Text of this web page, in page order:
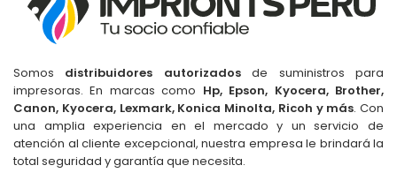
Somos distribuidores autorizadosde suministros para
impresoras. En marcas como Hp, Epson, Kyocera, Brother,
Canon, Kyocera, Lexmark, Konica Minolta, Ricoh y más. Con
una amplia experiencia en el mercado y un servicio de
atención al cliente excepcional, nuestra empresa le brindará la
total seguridad y garantía que necesita.